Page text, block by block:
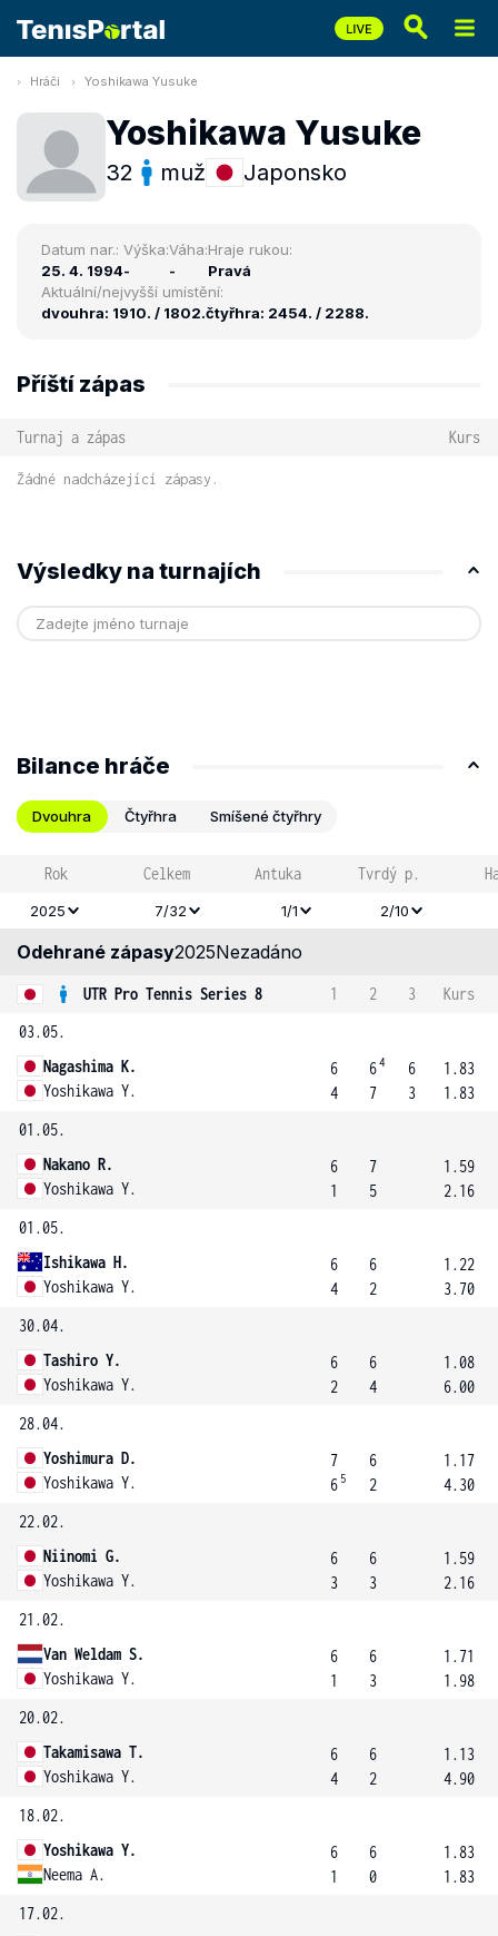
Hráči Yoshikawa Yusuke
Yoshikawa Yusuke
32 muž Japonsko
Datum nar.:
25. 4. 1994
Výška:
-
Váha:
-
Hraje rukou:
Pravá
Aktuální/nejvyšší umístění:
dvouhra: 1910. / 1802.čtyřhra: 2454. / 2288.
Příští zápas
Turnaj a zápas Kurs
Žádné nadcházející zápasy.
Výsledky na turnajích
Bilance hráče
Dvouhra Čtyřhra Smíšené čtyřhry
Rok Celkem Antuka Tvrdý p.
2025 7/32 1/1 2/10
Odehrané zápasy2025Nezadáno
UTR Pro Tennis Series 8 1 2 3
Kurs
03.05.
Nagashima K.
Yoshikawa Y.
6
4
64
7
6
3
1.83
1.83
01.05.
Nakano R.
Yoshikawa Y.
6
1
7
5
1.59
2.16
01.05.
Ishikawa H.
Yoshikawa Y.
6
4
6
2
1.22
3.70
30.04.
Tashiro Y.
Yoshikawa Y.
6
2
6
4
1.08
6.00
28.04.
Yoshimura D.
Yoshikawa Y.
7
6 5
6
2
1.17
4.30
22.02.
Niinomi G.
Yoshikawa Y.
6
3
6
3
1.59
2.16
21.02.
Van Weldam S.
Yoshikawa Y.
6
1
6
3
1.71
1.98
20.02.
Takamisawa T.
Yoshikawa Y.
6
4
6
2
1.13
4.90
18.02.
Yoshikawa Y.
Neema A.
6
1
6
0
1.83
1.83
17.02.